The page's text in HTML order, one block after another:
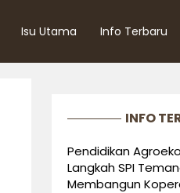
Isu Utama Info Terbaru
INFO
Pendidikan
Langkah SPI
Membangun